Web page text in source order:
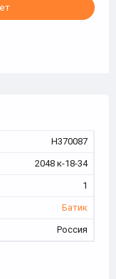
Н370087
2048 к-18-34
1
Батик
Россия